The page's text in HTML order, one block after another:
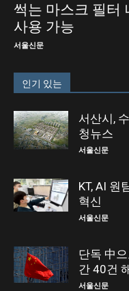
썩는 마스크 필터
사용 가능
서울신문
인기 있는
서산시,
청뉴스
서울신문
KT, AI 원
혁신
서울신문
단독 中
간 40건
서울신문